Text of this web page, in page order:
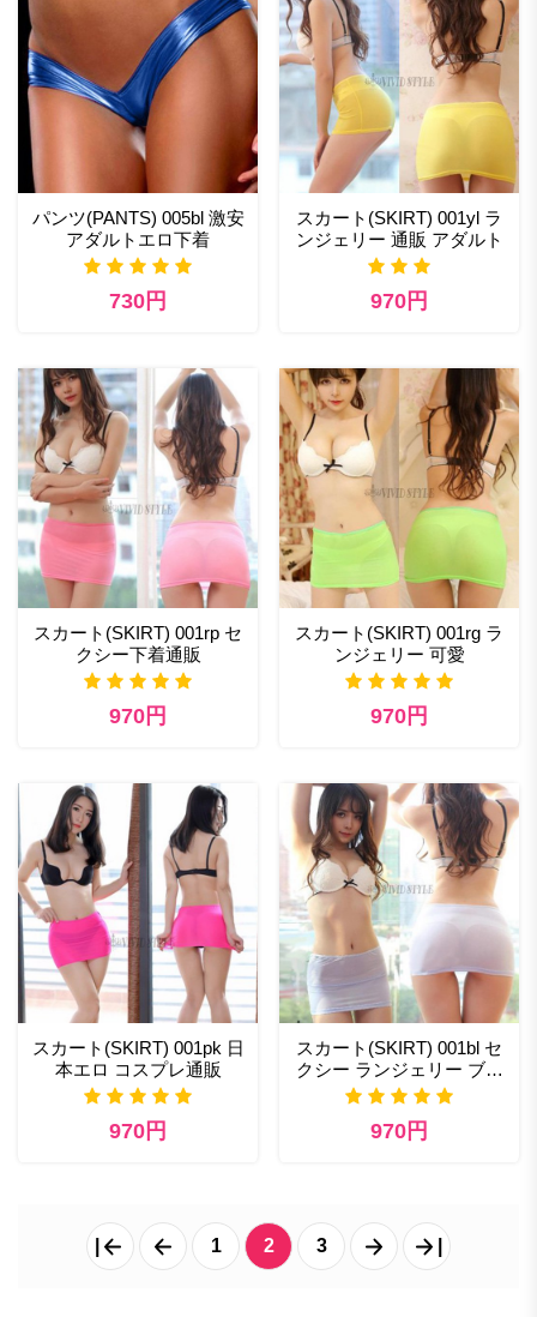
パンツ(PANTS) 005bl 激安
アダルトエロ下着
730円
スカート(SKIRT) 001yl ラ
ンジェリー 通販 アダルト
970円
スカート(SKIRT) 001rp セ
クシー下着通販
970円
スカート(SKIRT) 001rg ラ
ンジェリー 可愛
970円
スカート(SKIRT) 001pk 日
本エロ コスプレ通販
970円
スカート(SKIRT) 001bl セ
クシー ランジェリー ブラ
ンド
970円
1 2 3